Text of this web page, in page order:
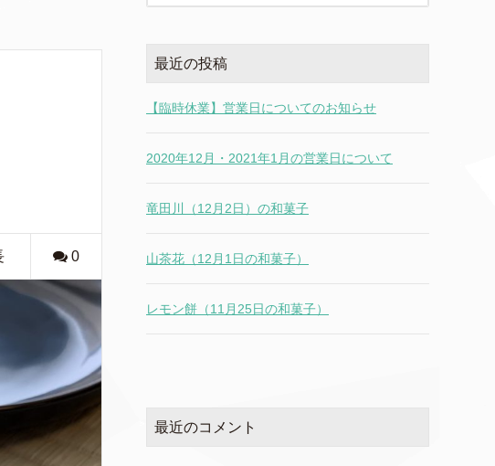
0
最近の投稿
【臨時休業】営業日についてのお知らせ
2020年12月・2021年1月の営業日について
竜田川（12月2日）の和菓子
山茶花（12月1日の和菓子）
レモン餅（11月25日の和菓子）
最近のコメント